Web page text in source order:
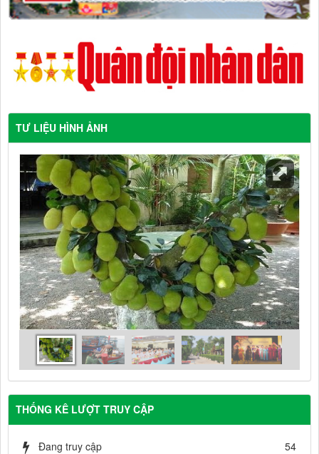
TƯ LIỆU HÌNH ẢNH
THỐNG KÊ LƯỢT TRUY CẬP
Đang truy cập 54